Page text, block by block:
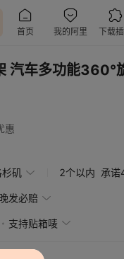
汽车多功能360°
惠
矶 2个以内 承诺
晚发必赔
支持贴箱唛